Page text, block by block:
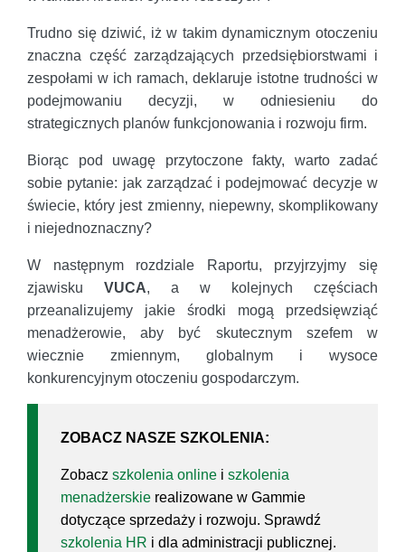
Trudno się dziwić, iż w takim dynamicznym otoczeniu
znaczna część zarządzających przedsiębiorstwami i
zespołami w ich ramach, deklaruje istotne trudności w
podejmowaniu decyzji, w odniesieniu do
strategicznych planów funkcjonowania i rozwoju firm.
Biorąc pod uwagę przytoczone fakty, warto zadać
sobie pytanie: jak zarządzać i podejmować decyzje w
świecie, który jest zmienny, niepewny, skomplikowany
i niejednoznaczny?
W następnym rozdziale Raportu, przyjrzyjmy się
zjawisku VUCA, a w kolejnych częściach
przeanalizujemy jakie środki mogą przedsięwziąć
menadżerowie, aby być skutecznym szefem w
wiecznie zmiennym, globalnym i wysoce
konkurencyjnym otoczeniu gospodarczym.
ZOBACZ NASZE SZKOLENIA:
Zobacz szkolenia online i szkolenia
menadżerskie realizowane w Gammie
dotyczące sprzedaży i rozwoju. Sprawdź
szkolenia HR i dla administracji publicznej.